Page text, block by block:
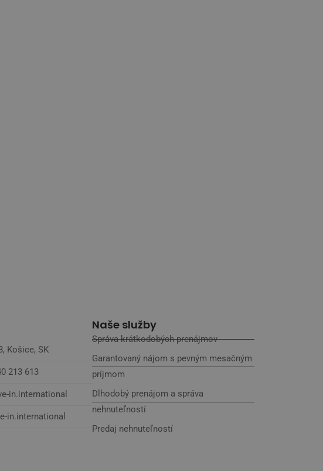
Košice, SK
213 613
in.international
in.international
Naše služby
Správa krátkodobých prenájmov
Garantovaný nájom s pevným mesačným
príjmom
Dlhodobý prenájom a správa
nehnuteľností
Predaj nehnuteľností